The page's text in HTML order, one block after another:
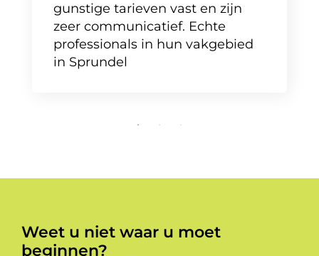
gunstige tarieven vast en zijn
zeer communicatief. Echte
professionals in hun vakgebied
in Sprundel
Weet u niet waar u moet
beginnen?